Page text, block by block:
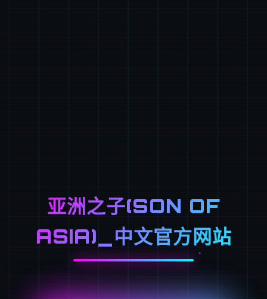
亚洲之子(SON OF
ASIA)_中文官方网站